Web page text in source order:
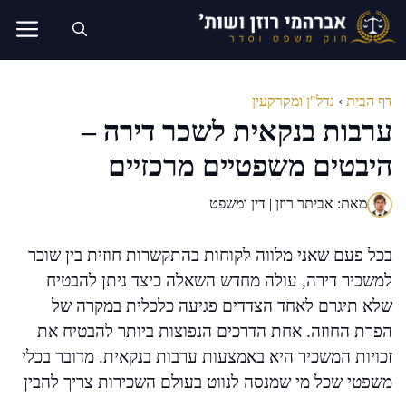
לדלג
לתוכן
דף הבית › נדל"ן ומקרקעין
ערבות בנקאית לשכר דירה –
היבטים משפטיים מרכזיים
מאת: אביתר רוזן | דין ומשפט
בכל פעם שאני מלווה לקוחות בהתקשרות חוזית בין שוכר
למשכיר דירה, עולה מחדש השאלה כיצד ניתן להבטיח
שלא תיגרם לאחד הצדדים פגיעה כלכלית במקרה של
הפרת החוזה. אחת הדרכים הנפוצות ביותר להבטיח את
זכויות המשכיר היא באמצעות ערבות בנקאית. מדובר בכלי
משפטי שכל מי שמנסה לנווט בעולם השכירות צריך להבין